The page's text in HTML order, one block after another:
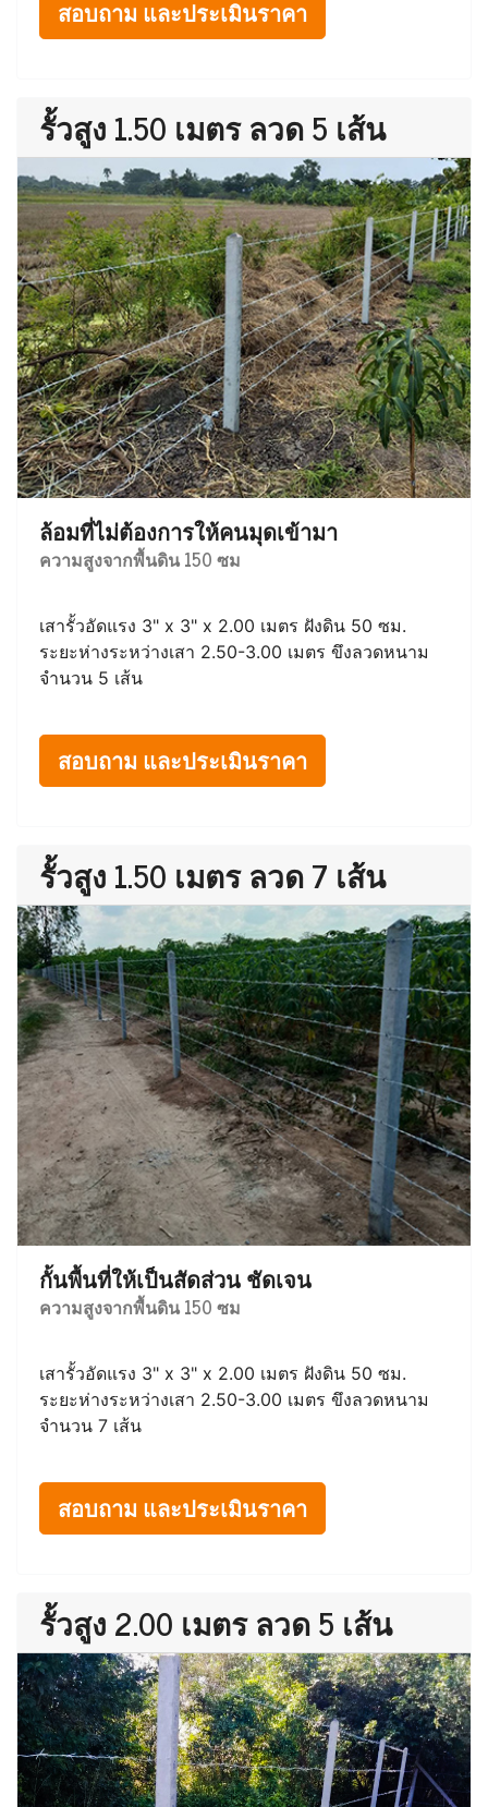
สอบถาม และประเมินราคา
รั้วสูง 1.50 เมตร ลวด 5 เส้น
ล้อมที่ไม่ต้องการให้คนมุดเข้ามา
ความสูงจากพื้นดิน 150 ซม
เสารั้วอัดแรง 3" x 3" x 2.00 เมตร ฝังดิน 50 ซม.
ระยะห่างระหว่างเสา 2.50-3.00 เมตร ขึงลวดหนาม
จำนวน 5 เส้น
สอบถาม และประเมินราคา
รั้วสูง 1.50 เมตร ลวด 7 เส้น
กั้นพื้นที่ให้เป็นสัดส่วน ชัดเจน
ความสูงจากพื้นดิน 150 ซม
เสารั้วอัดแรง 3" x 3" x 2.00 เมตร ฝังดิน 50 ซม.
ระยะห่างระหว่างเสา 2.50-3.00 เมตร ขึงลวดหนาม
จำนวน 7 เส้น
สอบถาม และประเมินราคา
รั้วสูง 2.00 เมตร ลวด 5 เส้น